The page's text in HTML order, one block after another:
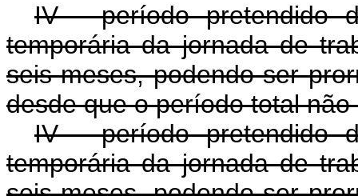
IV - período pretendido
temporária da jornada de
seis meses, podendo ser
desde que o período total
IV - período pretendido
temporária da jornada de